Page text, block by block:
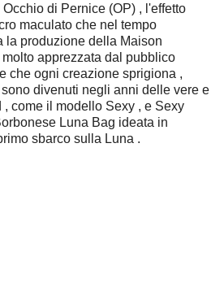
di Pernice (OP) , l'effetto
maculato che nel tempo
la produzione della Maison
apprezzata dal pubblico
che ogni creazione sprigiona ,
divenuti negli anni delle vere e
come il modello Sexy , e Sexy
Luna Bag ideata in
sbarco sulla Luna .